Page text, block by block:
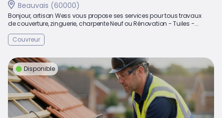
Beauvais (60000)
Bonjour, artisan Wess vous propose ses services pour tous travaux
de couverture, zinguerie, charpente Neuf ou Rénovation - Tuiles -...
Couvreur
Disponible